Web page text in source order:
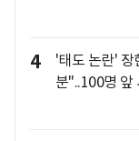
4
'태도 논란' 장
분"..100명 앞